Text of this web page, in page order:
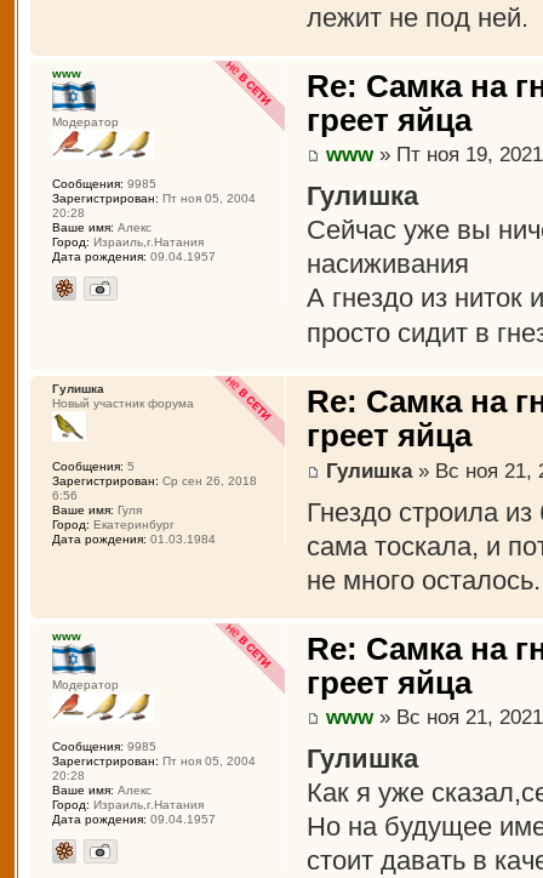
лежит не под ней.
Re: Самка на
греет яйца
www» Пт ноя 19,
Гулишка
Сейчас уже вы
насиживания
А гнездо из ниток
просто сидит в
www
Модератор
Сообщения: 9985
Зарегистрирован: Пт ноя 05, 2004
20:28
Ваше имя: Алекс
Город: Израиль,г.Натания
Дата рождения: 09.04.1957
Re: Самка на
греет яйца
Гулишка» Вс ноя 21,
Гнездо строила
сама тоскала, и
не много осталось.
Гулишка
Новый участник форума
Сообщения: 5
Зарегистрирован: Ср сен 26, 2018
6:56
Ваше имя: Гуля
Город: Екатеринбург
Дата рождения: 01.03.1984
Re: Самка на
греет яйца
www» Вс ноя 21,
Гулишка
Как я уже
Но на будущее
стоит давать в
www
Модератор
Сообщения: 9985
Зарегистрирован: Пт ноя 05, 2004
20:28
Ваше имя: Алекс
Город: Израиль,г.Натания
Дата рождения: 09.04.1957